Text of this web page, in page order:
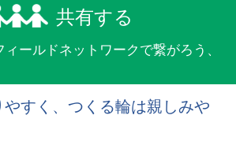
共有する
ィールドネットワークで繋がろう、
すく、つくる輪は親しみや